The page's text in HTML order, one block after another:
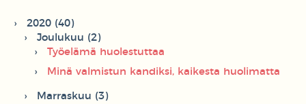
2020 (40)
Joulukuu (2)
Työelämä huolestuttaa
Minä valmistun kandiksi, kaikesta huolimatta
Marraskuu (3)